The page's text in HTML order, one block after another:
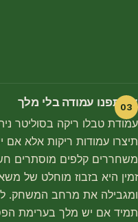
אל תפנו עמודה בלי מלך
עמודת טבלו ריקה בסוליטר
תיצרו עמודות ריקות אלא
משחררים קלפים מוסתרים
זמין היא בזבוז מוחלט של
ומגבילה את מרחב המשחק.
תמיד אם יש מלך בערימת